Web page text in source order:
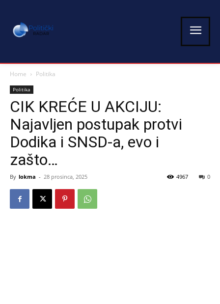
Home Politika
Politika
CIK KREĆE U AKCIJU:
Najavljen postupak protvi
Dodika i SNSD-a, evo i
zašto…
By lokma - 28 prosinca, 2025 0
4967